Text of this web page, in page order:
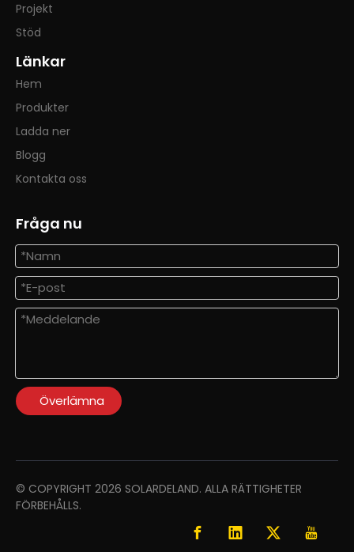
Projekt
Stöd
Länkar
Hem
Produkter
Ladda ner
Blogg
Kontakta oss
Fråga nu
Överlämna
© COPYRIGHT 2026 SOLARDELAND. ALLA RÄTTIGHETER
FÖRBEHÅLLS.